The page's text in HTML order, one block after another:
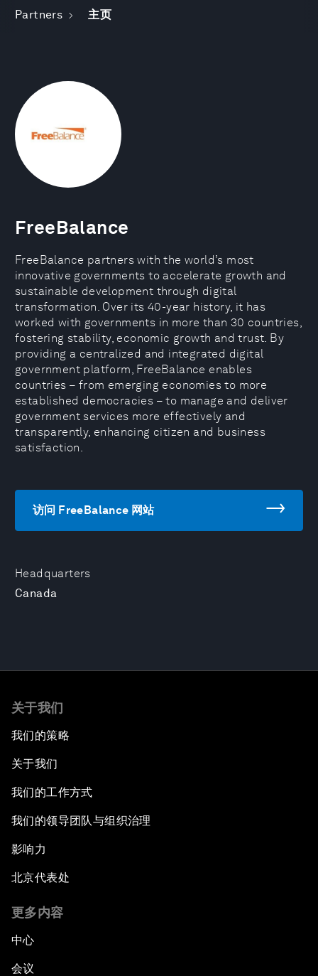
Partners 主页
Headquarters
Canada
FreeBalance
FreeBalance partners with the world’s most
innovative governments to accelerate growth and
sustainable development through digital
transformation. Over its 40-year history, it has
worked with governments in more than 30 countries,
fostering stability, economic growth and trust. By
providing a centralized and integrated digital
government platform, FreeBalance enables
countries – from emerging economies to more
established democracies – to manage and deliver
government services more effectively and
transparently, enhancing citizen and business
satisfaction.
访问 FreeBalance 网站
关于我们
我们的策略
关于我们
我们的工作方式
我们的领导团队与组织治理
影响力
北京代表处
更多内容
中心
会议